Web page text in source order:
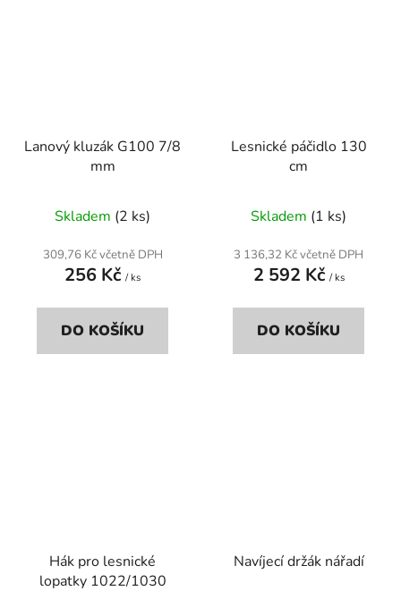
Lanový kluzák G100 7/8
mm
Skladem (2 ks)
309,76 Kč včetně DPH
256 Kč / ks
DO KOŠÍKU
Lesnické páčidlo 130
cm
Skladem (1 ks)
3 136,32 Kč včetně DPH
2 592 Kč / ks
DO KOŠÍKU
Hák pro lesnické
lopatky 1022/1030
Navíjecí držák nářadí